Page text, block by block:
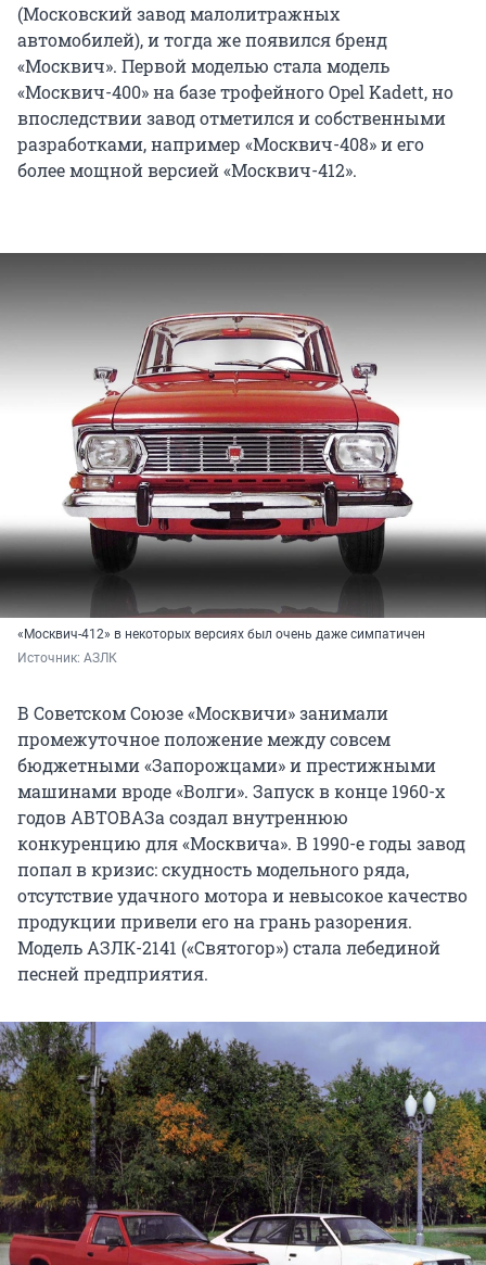
(Московский завод малолитражных
автомобилей), и тогда же появился бренд
«Москвич». Первой моделью стала модель
«Москвич-400» на базе трофейного Opel Kadett, но
впоследствии завод отметился и собственными
разработками, например «Москвич-408» и его
более мощной версией «Москвич-412».
«Москвич-412» в некоторых версиях был очень даже симпатичен
Источник: АЗЛК
В Советском Союзе «Москвичи» занимали
промежуточное положение между совсем
бюджетными «Запорожцами» и престижными
машинами вроде «Волги». Запуск в конце 1960-х
годов АВТОВАЗа создал внутреннюю
конкуренцию для «Москвича». В 1990-е годы завод
попал в кризис: скудность модельного ряда,
отсутствие удачного мотора и невысокое качество
продукции привели его на грань разорения.
Модель АЗЛК-2141 («Святогор») стала лебединой
песней предприятия.